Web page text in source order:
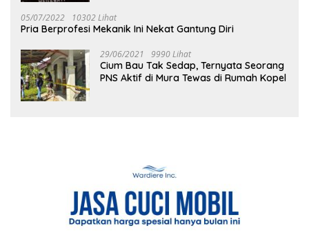
05/07/2022 10302 Lihat
Pria Berprofesi Mekanik Ini Nekat Gantung Diri
29/06/2021 9990 Lihat
Cium Bau Tak Sedap, Ternyata Seorang
PNS Aktif di Mura Tewas di Rumah Kopel